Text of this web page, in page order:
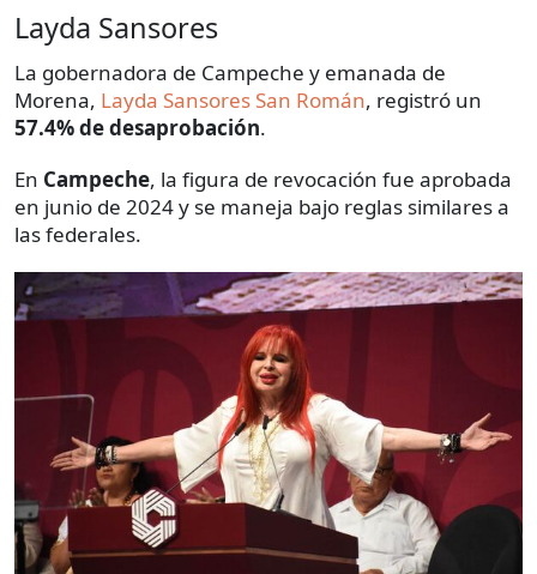
Layda Sansores
La gobernadora de Campeche y emanada de
Morena, Layda Sansores San Román, registró un
57.4% de desaprobación.
En Campeche, la figura de revocación fue aprobada
en junio de 2024 y se maneja bajo reglas similares a
las federales.